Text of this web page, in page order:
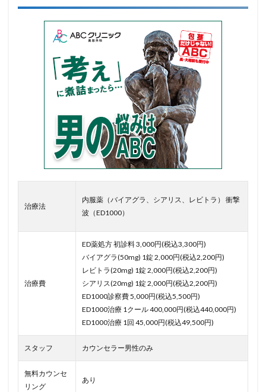
治療法
内服薬（バイアグラ、シアリス、レビトラ） 衝撃
波（ED1000）
治療費
ED薬処方 初診料 3,000円(税込3,300円)
バイアグラ(50mg) 1錠 2,000円(税込2,200円)
レビトラ(20mg) 1錠 2,000円(税込2,200円)
シアリス(20mg) 1錠 2,000円(税込2,200円)
ED1000診察費 5,000円(税込5,500円)
ED1000治療 1クール 400,000円(税込440,000円)
ED1000治療 1回 45,000円(税込49,500円)
スタッフ カウンセラー男性のみ
無料カウンセ
リング
あり